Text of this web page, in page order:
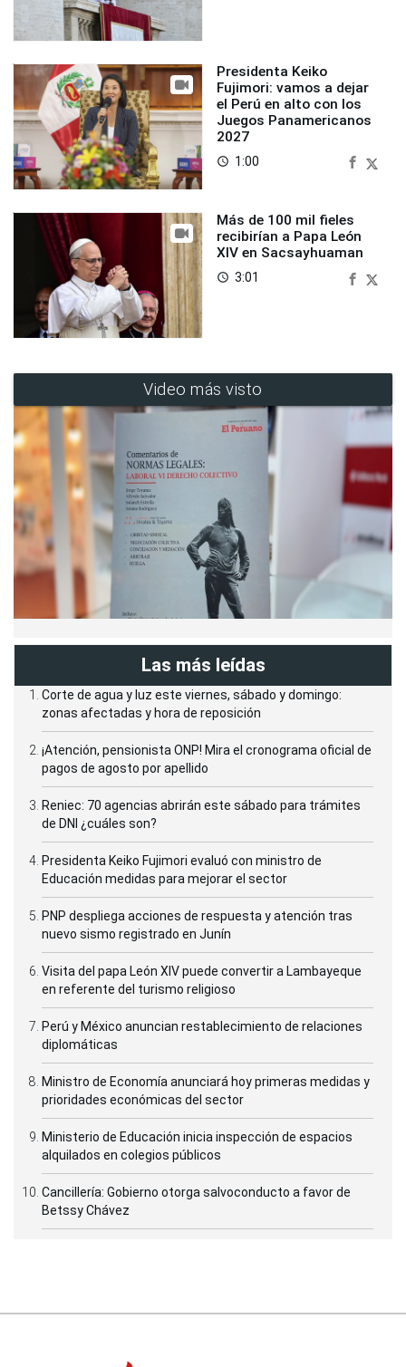
Presidenta Keiko
Fujimori: vamos a dejar
el Perú en alto con los
Juegos Panamericanos
2027
access_time 1:00
Más de 100 mil fieles
recibirían a Papa León
XIV en Sacsayhuaman
access_time 3:01
Video más visto
Las más leídas
Corte de agua y luz este viernes, sábado y domingo:
zonas afectadas y hora de reposición
¡Atención, pensionista ONP! Mira el cronograma oficial de
pagos de agosto por apellido
Reniec: 70 agencias abrirán este sábado para trámites
de DNI ¿cuáles son?
Presidenta Keiko Fujimori evaluó con ministro de
Educación medidas para mejorar el sector
PNP despliega acciones de respuesta y atención tras
nuevo sismo registrado en Junín
Visita del papa León XIV puede convertir a Lambayeque
en referente del turismo religioso
Perú y México anuncian restablecimiento de relaciones
diplomáticas
Ministro de Economía anunciará hoy primeras medidas y
prioridades económicas del sector
Ministerio de Educación inicia inspección de espacios
alquilados en colegios públicos
Cancillería: Gobierno otorga salvoconducto a favor de
Betssy Chávez